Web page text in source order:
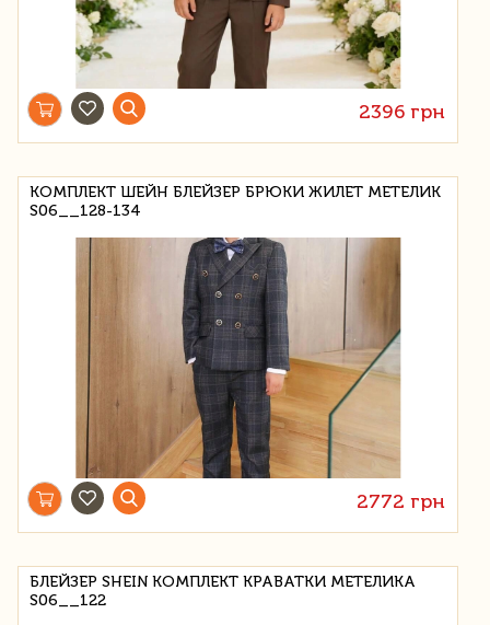
2396 грн
КОМПЛЕКТ ШЕЙН БЛЕЙЗЕР БРЮКИ ЖИЛЕТ МЕТЕЛИК
S06__128-134
2772 грн
БЛЕЙЗЕР SHEIN КОМПЛЕКТ КРАВАТКИ МЕТЕЛИКА
S06__122